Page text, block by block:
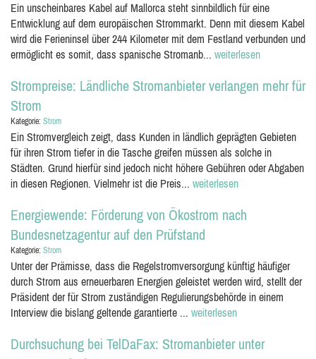
Ein unscheinbares Kabel auf Mallorca steht sinnbildlich für eine
Entwicklung auf dem europäischen Strommarkt. Denn mit diesem Kabel
wird die Ferieninsel über 244 Kilometer mit dem Festland verbunden und
ermöglicht es somit, dass spanische Stromanb... weiterlesen
Strompreise: Ländliche Stromanbieter verlangen mehr für
Strom
Kategorie: Strom
Ein Stromvergleich zeigt, dass Kunden in ländlich geprägten Gebieten
für ihren Strom tiefer in die Tasche greifen müssen als solche in
Städten. Grund hierfür sind jedoch nicht höhere Gebühren oder Abgaben
in diesen Regionen. Vielmehr ist die Preis... weiterlesen
Energiewende: Förderung von Ökostrom nach
Bundesnetzagentur auf den Prüfstand
Kategorie: Strom
Unter der Prämisse, dass die Regelstromversorgung künftig häufiger
durch Strom aus erneuerbaren Energien geleistet werden wird, stellt der
Präsident der für Strom zuständigen Regulierungsbehörde in einem
Interview die bislang geltende garantierte ... weiterlesen
Durchsuchung bei TelDaFax: Stromanbieter unter